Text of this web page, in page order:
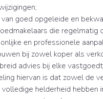
van goed opgeleide en
die regelmatig
en professionele
bij zowel koper als
advies bij elke
hiervan is dat zowel de
volledige helderheid hebben